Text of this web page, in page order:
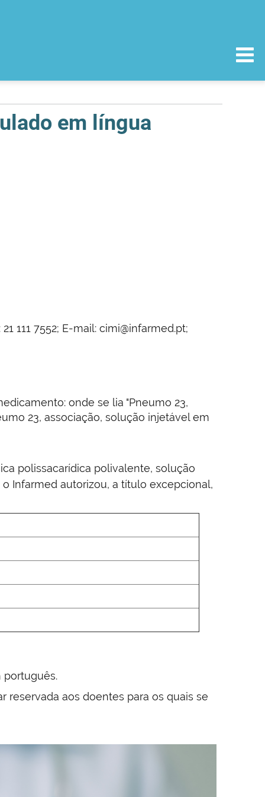
em língua
111 7552; E-mail: cimi@infarmed.pt;
onde se lia "Pneumo 23,
23, associação, solução injetável em
polissacarídica polivalente, solução
Infarmed autorizou, a título excepcional,
português.
reservada aos doentes para os quais se